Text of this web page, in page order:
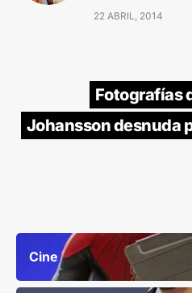
22 ABRIL, 2014
Fotografías
Johansson desnuda
Cine